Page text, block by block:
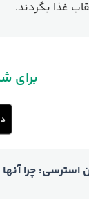
غذا بگردند.
!برای
چرا